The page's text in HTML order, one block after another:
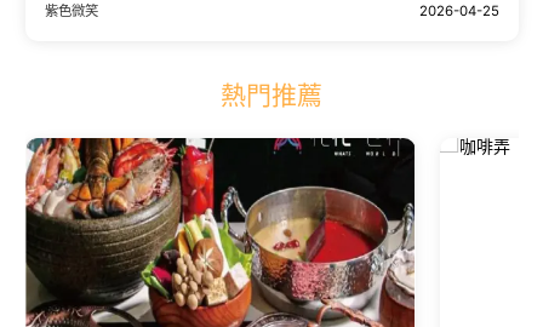
紫色微笑 2026-04-25
熱門推薦